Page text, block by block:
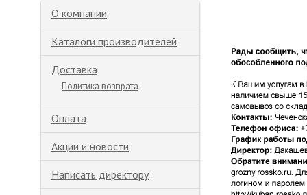
О компании
Каталоги производителей
Доставка
Политика возврата
Оплата
Акции и новости
Написать директору